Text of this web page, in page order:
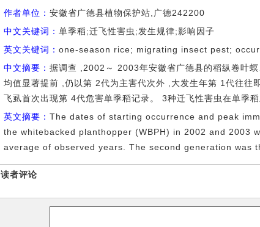
作者单位： 安徽省广德县植物保护站,广德242200
中文关键词： 单季稻;迁飞性害虫;发生规律;影响因子
英文关键词： one-season rice; migrating insect pest;
中文摘要： 据调查 ,2002～ 2003年安徽省广德县的稻纵卷叶
均值显著提前 ,仍以第 2代为主害代次外 ,大发生年第 1代往往
飞虱首次出现第 4代危害单季稻记录。 3种迁飞性害虫在单季
英文摘要： The dates of starting occurrence and peak
the whitebacked planthopper (WBPH) in 2002 and 2003
average of observed years. The second generation was
读者评论